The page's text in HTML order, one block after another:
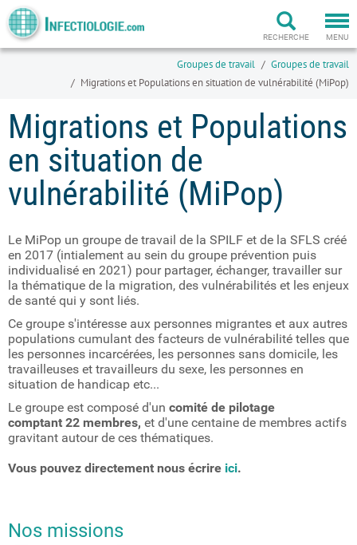
MENU
RECHERCHE
Groupes de travail
Groupes de travail
Migrations et Populations en situation de vulnérabilité (MiPop)
Migrations et Populations
en situation de
vulnérabilité (MiPop)
Le MiPop un groupe de travail de la SPILF et de la SFLS créé
en 2017 (intialement au sein du groupe prévention puis
individualisé en 2021) pour partager, échanger, travailler sur
la thématique de la migration, des vulnérabilités et les enjeux
de santé qui y sont liés.
Ce groupe s'intéresse aux personnes migrantes et aux autres
populations cumulant des facteurs de vulnérabilité telles que
les personnes incarcérées, les personnes sans domicile, les
travailleuses et travailleurs du sexe, les personnes en
situation de handicap etc...
Le groupe est composé d'un comité de pilotage
comptant 22 membres, et d'une centaine de membres actifs
gravitant autour de ces thématiques.
Vous pouvez directement nous écrire ici.
Nos missions